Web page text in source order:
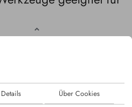
Details Über Cookies